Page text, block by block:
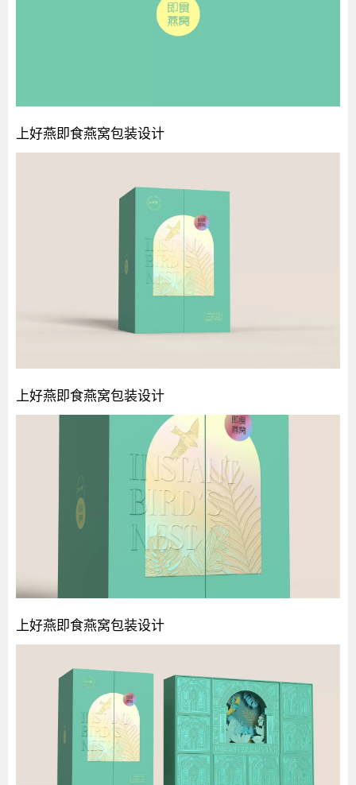
上好燕即食燕窝包装设计
上好燕即食燕窝包装设计
上好燕即食燕窝包装设计